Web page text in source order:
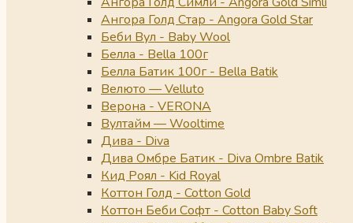
Ангора Голд Стар - Angora Gold Star
Беби Вул - Baby Wool
Белла - Bella 100г
Белла Батик 100г - Bella Batik
Велюто — Velluto
Верона - VERONA
Вултайм — Wooltime
Дива - Diva
Дива Омбре Батик - Diva Ombre Batik
Кид Роял - Kid Royal
Коттон Голд - Cotton Gold
Коттон Беби Софт - Cotton Baby Soft